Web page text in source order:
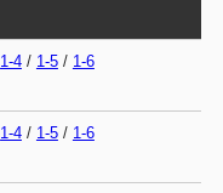
1-4/ 1-5/ 1-6
1-4/ 1-5/ 1-6